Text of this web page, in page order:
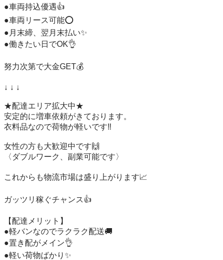
●車両持込優遇👍
●車両リース可能⭕️
●月末締、翌月末払い✨
●働きたい日でOK👌
努力次第で大金GET💰
↓ ↓ ↓
★配達エリア拡大中★
安定的に増車依頼がきております。
衣料品なので荷物が軽いです‼️
女性の方も大歓迎中です🙌
〈ダブルワーク、副業可能です〉
これからも物流市場は盛り上がります📈
ガッツリ稼ぐチャンス👍
【配達メリット】
●軽バンなのでラクラク配送🚚
●置き配がメイン👌
●軽い荷物ばかり✨